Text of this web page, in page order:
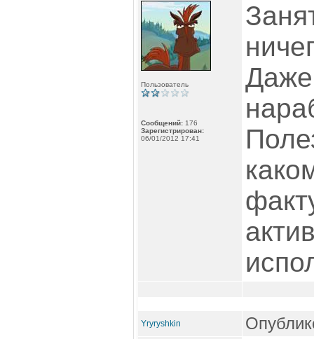
Пользователь
Сообщений: 176
Зарегистрирован:
06/01/2012 17:41
Yryryshkin